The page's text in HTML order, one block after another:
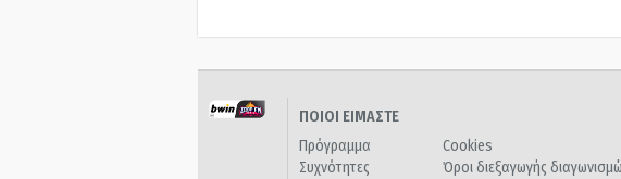
ΠΟΙΟΙ ΕΙΜΑΣΤΕ
Πρόγραμμα
Συχνότητες
Cookies
Όροι διεξαγωγής